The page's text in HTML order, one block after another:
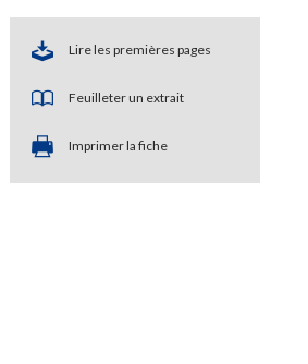
Lire les premières pages
Feuilleter un extrait
Imprimer la fiche